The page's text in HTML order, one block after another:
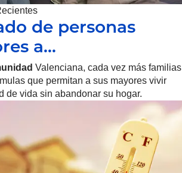
de personas
a…
Valenciana, cada vez más familias
que permitan a sus mayores vivir
de vida sin abandonar su hogar.